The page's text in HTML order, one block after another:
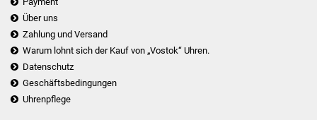
Über uns
Zahlung und Versand
Warum lohnt sich der Kauf von „Vostok“ Uhren.
Datenschutz
Geschäftsbedingungen
Uhrenpflege